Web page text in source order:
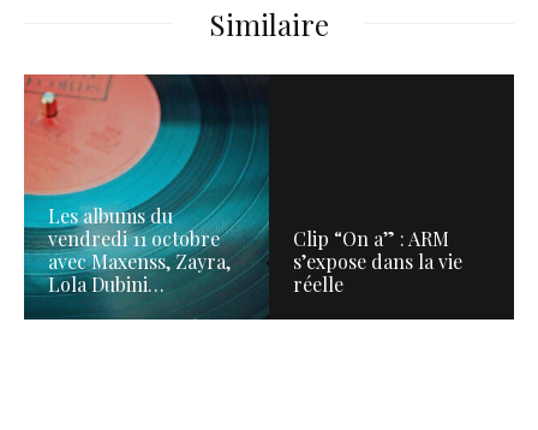
Similaire
Les albums du
vendredi 11 octobre
avec Maxenss, Zayra,
Lola Dubini…
Clip “On a” : ARM
s’expose dans la vie
réelle